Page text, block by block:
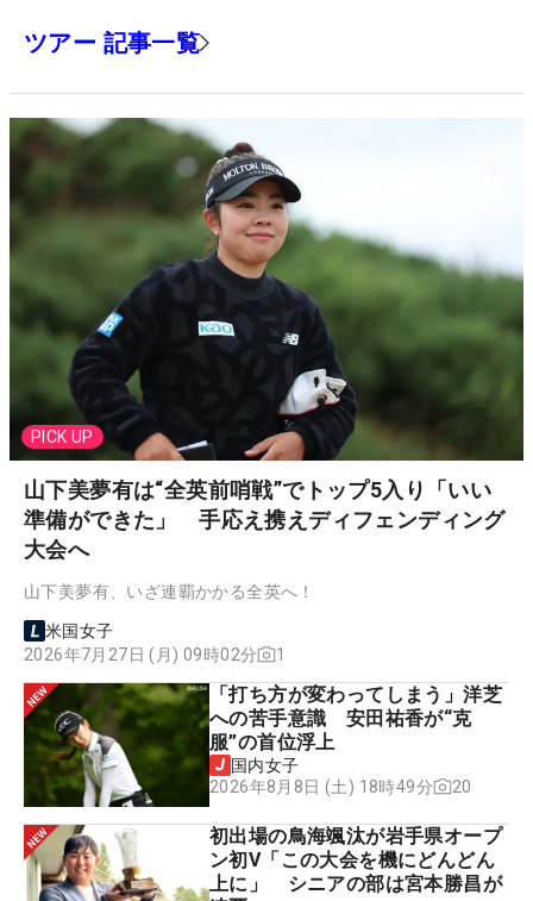
ツアー 記事一覧
PICK UP
山下美夢有は“全英前哨戦”でトップ5入り「いい
準備ができた」 手応え携えディフェンディング
大会へ
山下美夢有、いざ連覇かかる全英へ！
米国女子
2026年7月27日 (月) 09時02分
1
「打ち方が変わってしまう」洋芝
への苦手意識 安田祐香が“克
服”の首位浮上
国内女子
2026年8月8日 (土) 18時49分
20
初出場の鳥海颯汰が岩手県オープ
ン初V「この大会を機にどんどん
上に」 シニアの部は宮本勝昌が